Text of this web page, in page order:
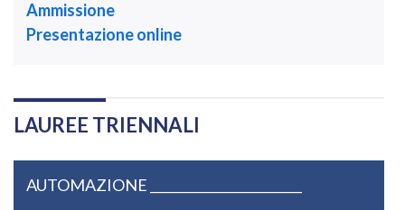
Ammissione
Presentazione online
LAUREE TRIENNALI
AUTOMAZIONE ________________________